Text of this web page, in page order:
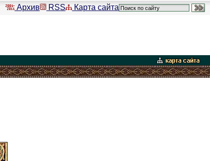
Архив RSS Карта сайта